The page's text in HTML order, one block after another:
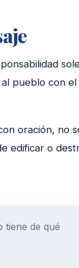
al pueblo con
oración, no
edificar o
tiene de qué